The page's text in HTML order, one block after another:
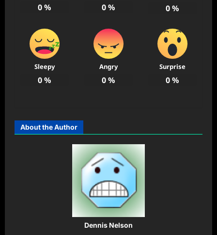
0% 0% 0%
Sleepy
0%
Angry
0%
Surprise
0%
About the Author
Dennis Nelson